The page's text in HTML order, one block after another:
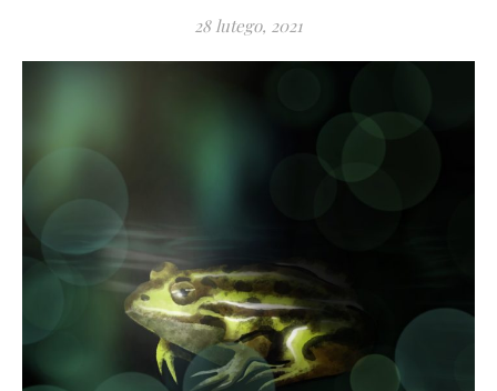
28 lutego, 2021